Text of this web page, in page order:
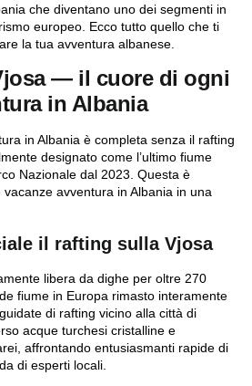
che diventano uno dei segmenti in
europeo. Ecco tutto quello che ti
la tua avventura albanese.
— il cuore di ogni
in Albania
in Albania è completa senza il rafting
designato come l’ultimo fiume
Nazionale dal 2023. Questa è
vacanze avventura in Albania in una
il rafting sulla Vjosa
libera da dighe per oltre 270
fiume in Europa rimasto interamente
di rafting vicino alla città di
acque turchesi cristalline e
affrontando entusiasmanti rapide di
di esperti locali.